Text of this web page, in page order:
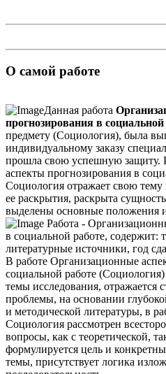
О самой работе
Данная работа
прогнозирования в
предмету (Социология), была
индивидуальному заказу
прошла свою успешную защиту.
аспекты прогнозирования в
Социология отражает свою
ее раскрытия, раскрыта
выделены основные положения
Работа -
в социальной работе,
литературные источники, год
В работе Организационные
социальной работе (Социология)
темы исследования, отражается
проблемы, на основании
и методической литературы, в
Социология рассмотрен
вопросы, как с теоретической,
формулируется цель и
темы, присутствует логика